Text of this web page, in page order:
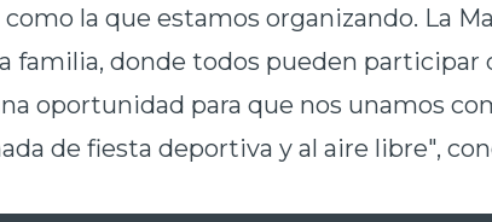
la que estamos organizando. La
familia, donde todos pueden participar
oportunidad para que nos unamos
de fiesta deportiva y al aire libre",